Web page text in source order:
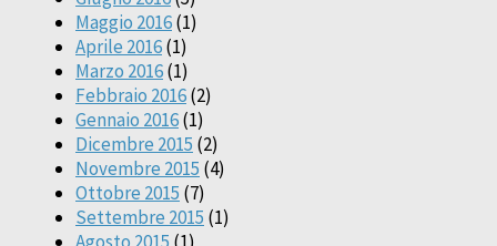
Maggio 2016(1)
Aprile 2016(1)
Marzo 2016(1)
Febbraio 2016(2)
Gennaio 2016(1)
Dicembre 2015 (2)
Novembre 2015 (4)
Ottobre 2015 (7)
Settembre 2015 (1)